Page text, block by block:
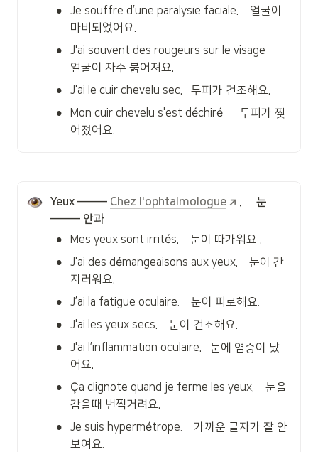
•
Je souffre d’une paralysie faciale.    얼굴이
마비되었어요.
•
J'ai souvent des rougeurs sur le visage
얼굴이 자주 붉어져요.
• J'ai le cuir chevelu sec.   두피가 건조해요.
•
Mon cuir chevelu s'est déchiré      두피가 찢
어졌어요.
Yeux ——— Chez l'ophtalmologue
.     눈
——— 안과
• Mes yeux sont irrités.    눈이 따가워요 .
•
J'ai des démangeaisons aux yeux.    눈이 간
지러워요.
• J’ai la fatigue oculaire.    눈이 피로해요.
• J'ai les yeux secs.    눈이 건조해요.
•
J'ai l’inflammation oculaire.   눈에 염증이 났
어요.
•
Ça clignote quand je ferme les yeux.    눈을
감을때 번쩍거려요.
•
Je suis hypermétrope.    가까운 글자가 잘 안
보여요.